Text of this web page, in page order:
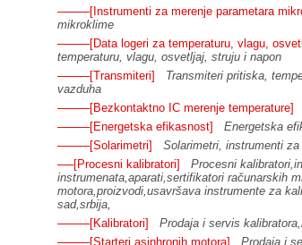
────[Instrumenti za merenje parametara
mikroklime
────[Data logeri za temperaturu, vlagu,
temperaturu, vlagu, osvetljaj, struju i napon
────[Transmiteri]
Transmiteri pritiska,
vazduha
────[Bezkontaktno IC merenje temperature]
────[Energetska efikasnost]
Energetska
────[Solarimetri]
Solarimetri, instrumenti
──[Procesni kalibratori]
Procesni
instrumenata,aparati,sertifikatori računarskih
motora,proizvodi,usavršava instrumente za
sad,srbija,
────[Kalibratori]
Prodaja i servis
────[Starteri asinhronih motora]
Prodaja i